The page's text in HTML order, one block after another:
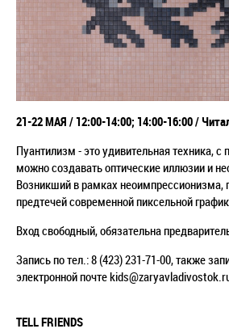
21-22 МАЯ / 12:00-14:00; 14:00-16:00 /
Пуантилизм - это удивительная техника,
можно создавать оптические иллюзии и
Возникший в рамках неоимпрессионизма,
предтечей современной пиксельной
Вход свободный, обязательна
Запись по тел.: 8 (423) 231-71-00, также
электронной почте
TELL FRIENDS